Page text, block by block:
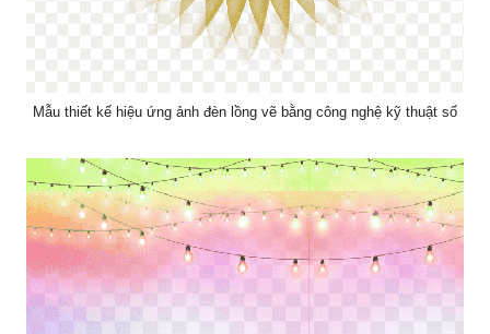
Mẫu thiết kế hiệu ứng ảnh đèn lồng vẽ bằng công nghệ kỹ thuật số